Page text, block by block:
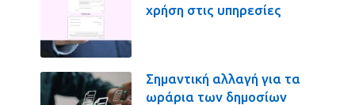
χρήση στις υπηρεσίες
Σημαντική αλλαγή για τα
ωράρια των δημοσίων